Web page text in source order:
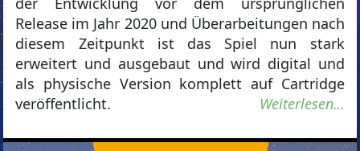
Release im Jahr 2020 und Überarbeitungen nach
diesem Zeitpunkt ist das Spiel nun stark
erweitert und ausgebaut und wird digital und
als physische Version komplett auf Cartridge
veröffentlicht.
Weiterlesen…